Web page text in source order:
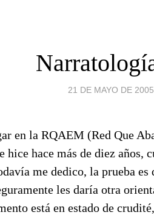
21 DE MAYO DE
en la RQAEM (Red Que
hice hace más de diez años,
me dedico, la prueba
les daría otra
está en estado de